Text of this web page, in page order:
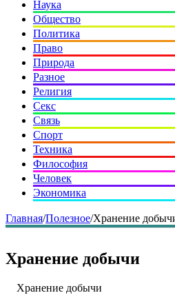
Наука
Общество
Политика
Право
Природа
Разное
Религия
Секс
Связь
Спорт
Техника
Философия
Человек
Экономика
Главная/Полезное/Хранение
Хранение добычи
Хранение добычи